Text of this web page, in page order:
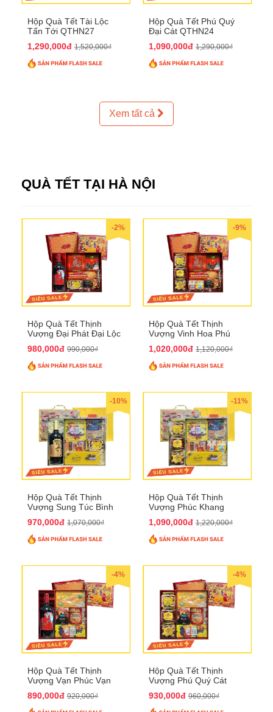
Hộp Quà Tết Tài Lộc
Tấn Tới QTHN27
1,290,000đ 1,520,000₫
Hộp Quà Tết Phú Quý
Đại Cát QTHN24
1,090,000đ 1,290,000₫
Xem tất cả
QUÀ TẾT TẠI HÀ NỘI
-2%
Hộp Quà Tết Thịnh
Vượng Đại Phát Đại Lộc
980,000đ 990,000₫
-9%
Hộp Quà Tết Thịnh
Vượng Vinh Hoa Phú
1,020,000đ 1,120,000₫
-10%
Hộp Quà Tết Thịnh
Vượng Sung Túc Bình
970,000đ 1,070,000₫
-11%
Hộp Quà Tết Thịnh
Vượng Phúc Khang
1,090,000đ 1,220,000₫
-4%
Hộp Quà Tết Thịnh
Vượng Vạn Phúc Vạn
890,000đ 920,000₫
-4%
Hộp Quà Tết Thịnh
Vượng Phú Quý Cát
930,000đ 960,000₫